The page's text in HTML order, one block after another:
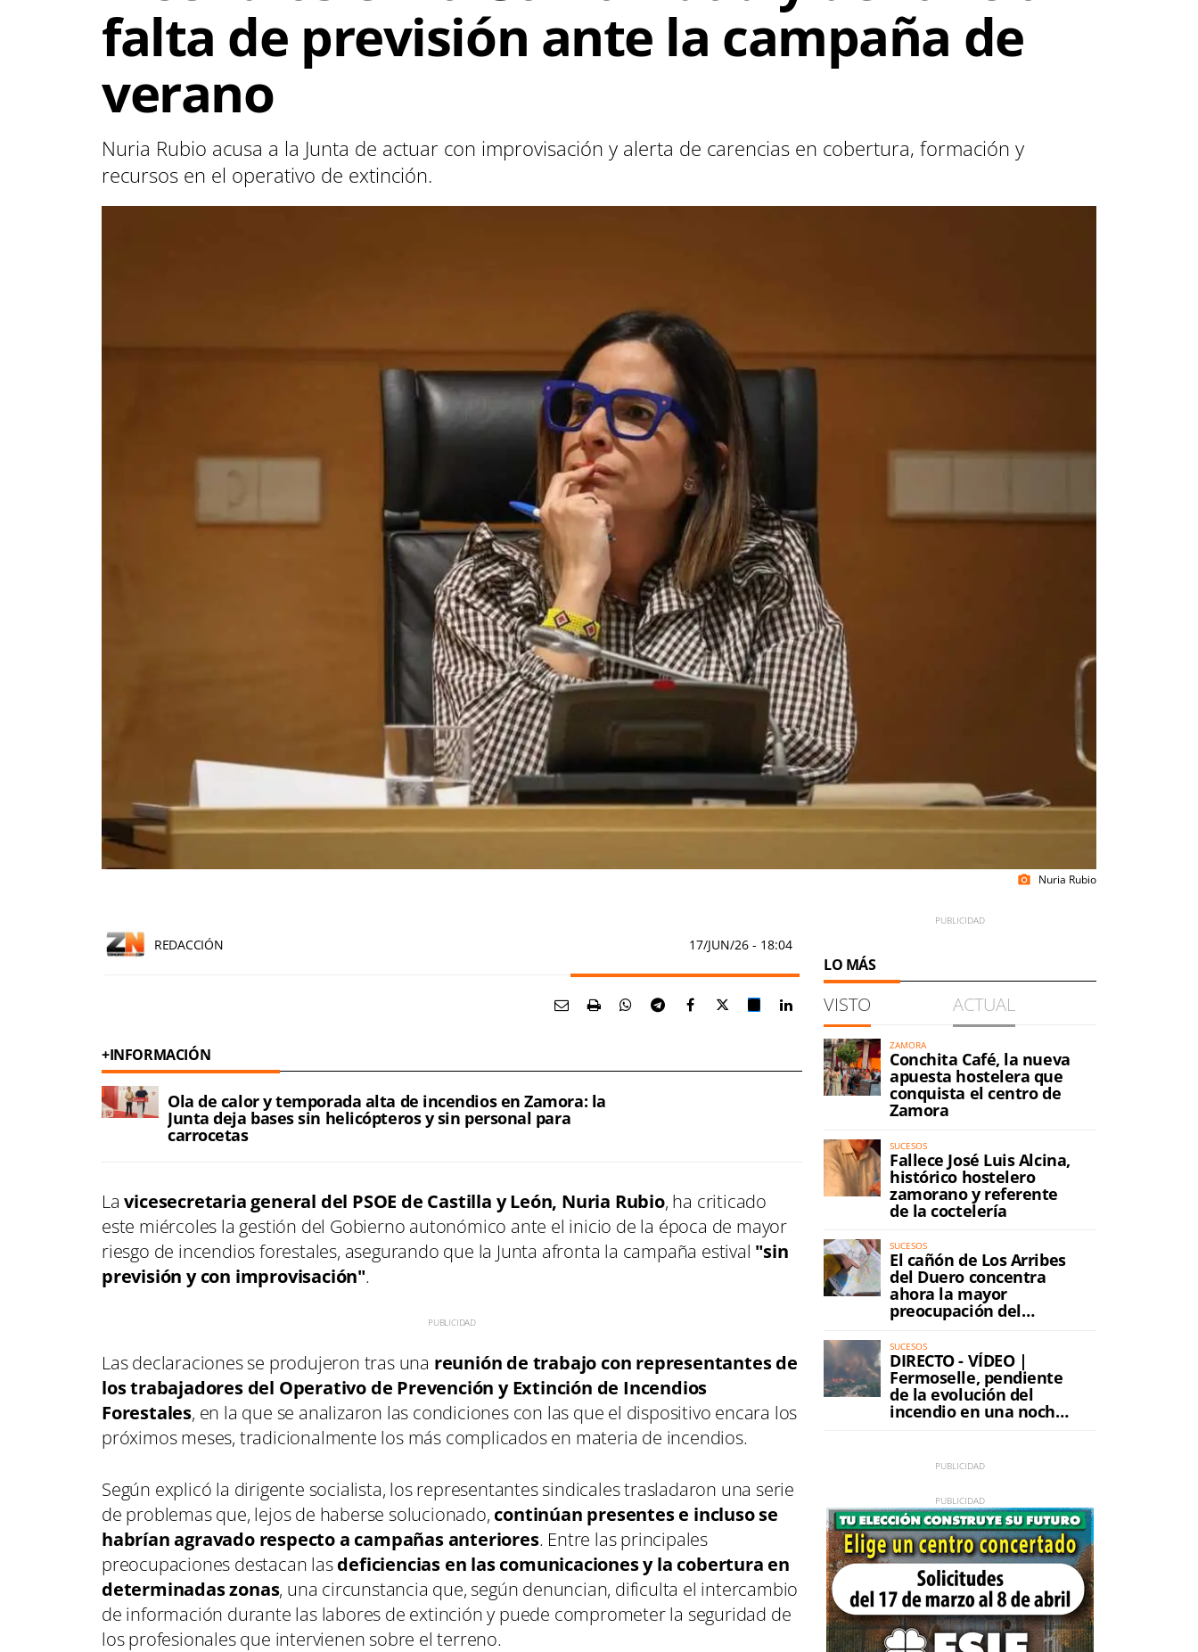
falta de previsión ante la campaña de
verano
Nuria Rubio acusa a la Junta de actuar con improvisación y alerta de carencias en cobertura, formación y
recursos en el operativo de extinción.
photo_camera Nuria Rubio
REDACCIÓN 17/JUN/26 - 18:04
+INFORMACIÓN
Ola de calor y temporada alta de incendios en Zamora: la
Junta deja bases sin helicópteros y sin personal para
carrocetas
Lavicesecretaria general del PSOE de Castilla y León, Nuria Rubio, ha criticado
este miércoles la gestión del Gobierno autonómico ante el inicio de la época de mayor
riesgo de incendios forestales, asegurando que la Junta afronta la campaña estival "sin
previsión y con improvisación".
Las declaraciones se produjeron tras una reunión de trabajo con representantes de
los trabajadores del Operativo de Prevención y Extinción de Incendios
Forestales, en la que se analizaron las condiciones con las que el dispositivo encara los
próximos meses, tradicionalmente los más complicados en materia de incendios.
Según explicó la dirigente socialista, los representantes sindicales trasladaron una serie
de problemas que, lejos de haberse solucionado, continúan presentes e incluso se
habrían agravado respecto a campañas anteriores. Entre las principales
preocupaciones destacan lasdeficiencias en las comunicaciones y la cobertura en
determinadas zonas, una circunstancia que, según denuncian, dificulta el intercambio
de información durante las labores de extinción y puede comprometer la seguridad de
los profesionales que intervienen sobre el terreno.
LO MÁS
VISTO ACTUAL
ZAMORA
Conchita Café, la nueva
apuesta hostelera que
conquista el centro de
Zamora
SUCESOS
Fallece José Luis Alcina,
histórico hostelero
zamorano y referente
de la coctelería
SUCESOS
El cañón de Los Arribes
del Duero concentra
ahora la mayor
preocupación del
incendio
SUCESOS
DIRECTO - VÍDEO |
Fermoselle, pendiente
de la evolución del
incendio en una noche